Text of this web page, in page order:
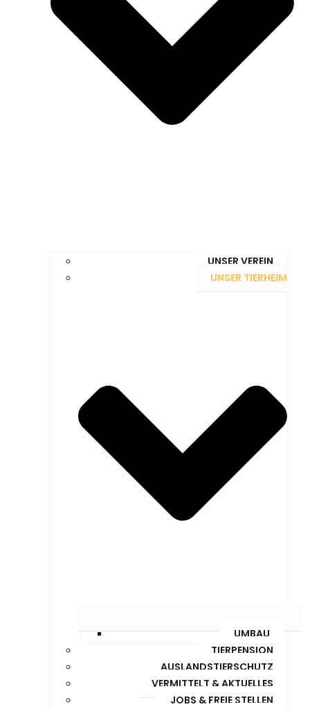
UNSER VEREIN
UNSER TIERHEIM
UMBAU
TIERPENSION
AUSLANDSTIERSCHUTZ
VERMITTELT & AKTUELLES
JOBS & FREIE STELLEN